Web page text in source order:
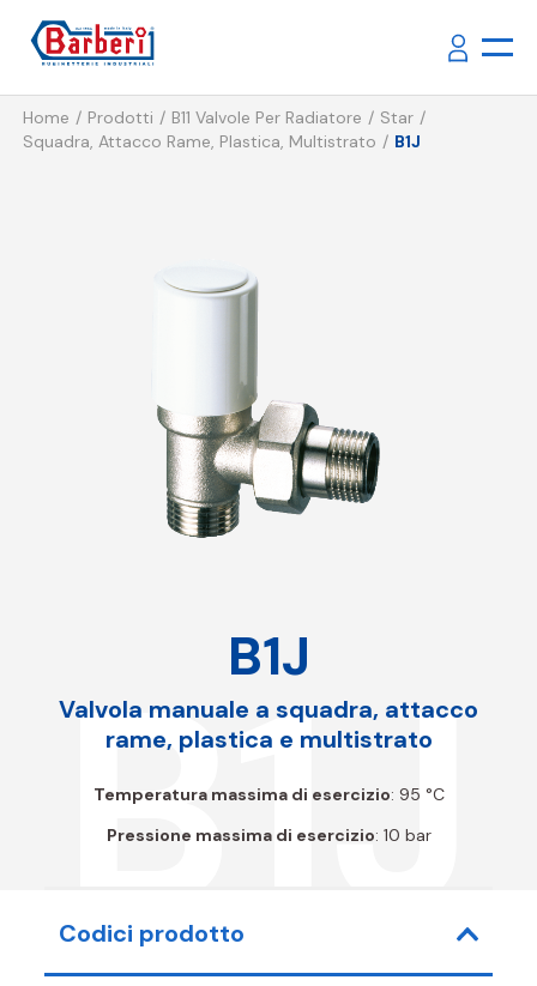
Home Prodotti B11 Valvole Per Radiatore
Star
Squadra, Attacco Rame, Plastica, Multistrato
B1J
B1J
B1J
Valvola manuale a squadra, attacco
rame, plastica e multistrato
Temperatura massima di esercizio: 95 °C
Pressione massima di esercizio: 10 bar
Codici prodotto